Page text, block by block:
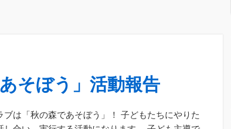
そぼう」活動報告
ブは「秋の森であそぼう」！ 子どもたちにやりた